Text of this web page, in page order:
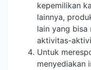
kepemilikan
lainnya,
lain yang bisa
aktivitas-
Untuk
menyediakan